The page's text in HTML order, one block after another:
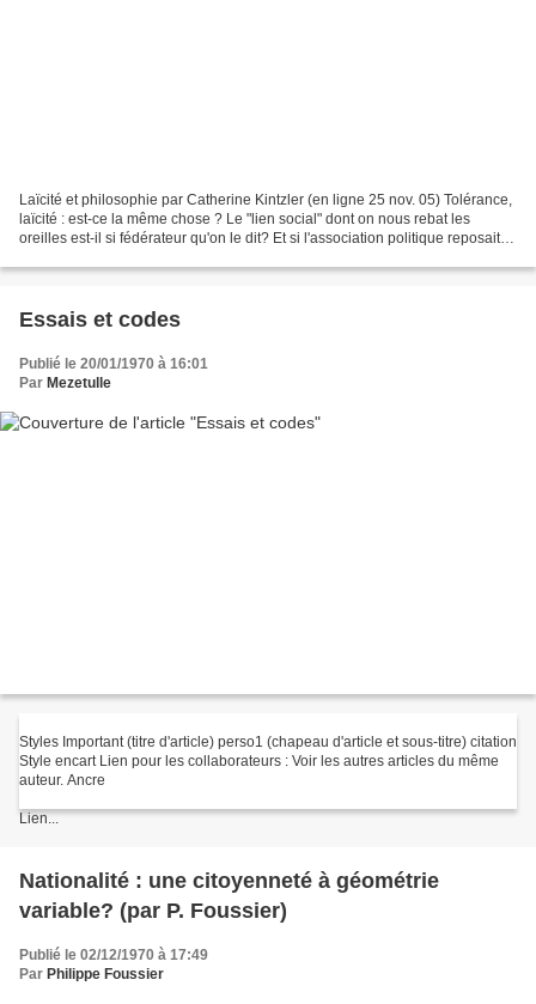
Laïcité et philosophie par Catherine Kintzler (en ligne 25 nov. 05) Tolérance,
laïcité : est-ce la même chose ? Le "lien social" dont on nous rebat les
oreilles est-il si fédérateur qu'on le dit? Et si l'association politique reposait
Essais et codes
Publié le 20/01/1970 à 16:01
Par Mezetulle
Styles Important (titre d'article) perso1 (chapeau d'article et sous-titre) citation
Style encart Lien pour les collaborateurs : Voir les autres articles du même
auteur. Ancre
Lien...
Nationalité : une citoyenneté à géométrie
variable? (par P. Foussier)
Publié le 02/12/1970 à 17:49
Par Philippe Foussier